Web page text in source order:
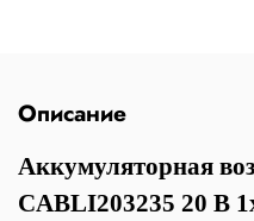
Описание
Аккумуляторная
CABLI203235 20 В